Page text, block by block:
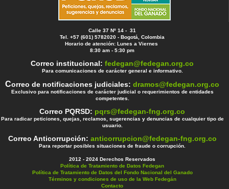
Calle 37 Nº 14 - 31
Tel. +57 (601) 5782020 - Bogotá, Colombia
Horario de atención: Lunes a Viernes
8:30 am - 5:30 pm
Correo institucional:fedegan@fedegan.org.co
Para comunicaciones de carácter general e informativo.
Correo de notificaciones judiciales:dramos@fedegan.org.co
Exclusivo para notificaciones de carácter judicial o requerimientos de entidades
competentes.
Correo PQRSD: pqrs@fedegan-fng.org.co
Para radicar peticiones, quejas, reclamos, sugerencias y denuncias de cualquier tipo de
usuario.
Correo Anticorrupción: anticorrupcion@fedegan-fng.org.co
Para reportar posibles situaciones de fraude o corrupción.
2012 - 2024 Derechos Reservados
Política de Tratamiento de Datos Fedegan
Política de Tratamiento de Datos del Fondo Nacional del Ganado
Términos y condiciones de uso de la Web Fedegán
Contacto